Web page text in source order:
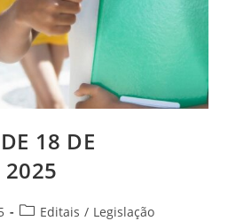
18 DE
2025
Editais / Legislação